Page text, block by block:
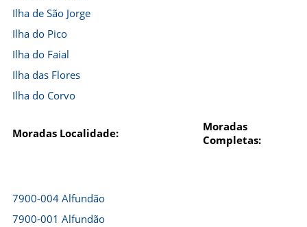
Ilha de São Jorge
Ilha do Pico
Ilha do Faial
Ilha das Flores
Ilha do Corvo
Moradas Localidade:
Moradas
Completas:
7900-004 Alfundão
7900-001 Alfundão